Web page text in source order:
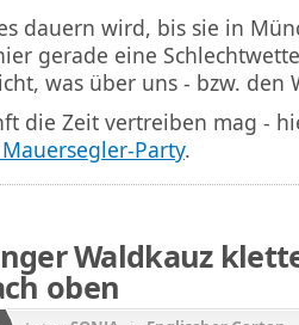
dauern wird, bis sie in
gerade eine
was über uns - bzw. den
die Zeit vertreiben mag -
Party.
Waldkauz
oben